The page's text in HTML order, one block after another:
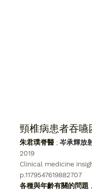
頸椎病患者吞嚥
朱君璞脊醫 ; 岑承輝放
2019
Clinical medicine
p.1179547619882707
各種與年齡有關的問題